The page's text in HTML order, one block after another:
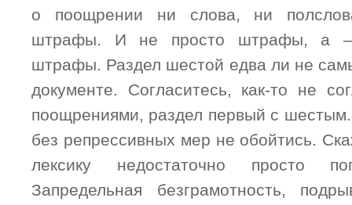
о поощрении ни слова, ни
штрафы. И не просто штрафы, а
штрафы. Раздел шестой едва ли не
документе. Согласитесь, как-то не
поощрениями, раздел первый с
без репрессивных мер не обойтись.
лексику недостаточно просто
Запредельная безграмотность,